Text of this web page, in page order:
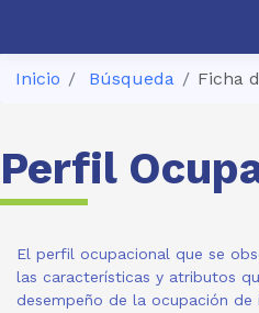
Inicio Búsqueda Ficha
Perfil
El perfil ocupacional que se
las características y atributos
desempeño de la ocupación de